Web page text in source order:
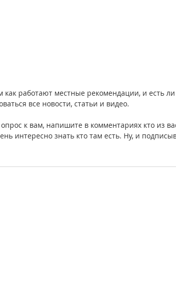
как работают местные рекомендации, и есть
все новости, статьи и видео.
к вам, напишите в комментариях кто из
интересно знать кто там есть. Ну, и